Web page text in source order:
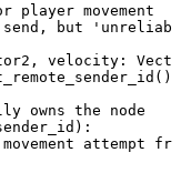
movement
but
velocity:
owns the node
attempt